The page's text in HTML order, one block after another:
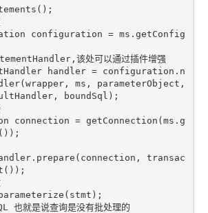
该处可以通过插件增强
ms, parameterObject,
boundSql);
也就是说查询是没有批处理的